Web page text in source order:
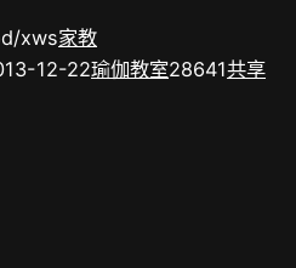
xws家教
12-22瑜伽教室28641共享